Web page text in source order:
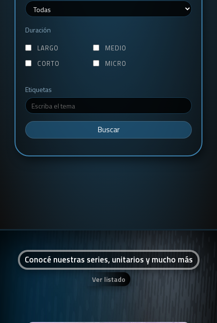
Duración
LARGO
MEDIO
CORTO
MICRO
Etiquetas
Buscar
Conocé nuestras series, unitarios y mucho más
Ver listado